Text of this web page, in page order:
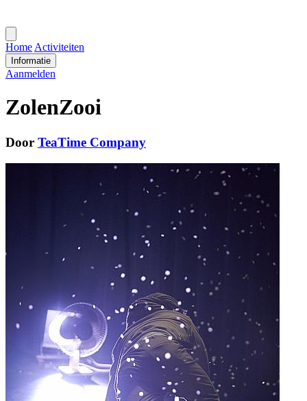
menu
Home Activiteiten
Informatie
Aanmelden
ZolenZooi
Door TeaTime Company